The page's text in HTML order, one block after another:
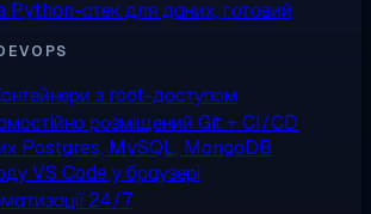
Python-стек для даних, готовий
з root-доступом
розміщений Git + CI/CD
Postgres, MySQL, MongoDB
VS Code у браузері
24/7